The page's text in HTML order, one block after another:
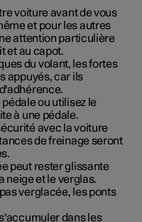
voiture avant de vous
et pour les autres
attention particulière
et au capot.
du volant, les fortes
appuyés, car ils
ou utilisez le
à une pédale.
avec la voiture
de freinage seront
peut rester glissante
neige et le verglas.
verglacée, les ponts
dans les